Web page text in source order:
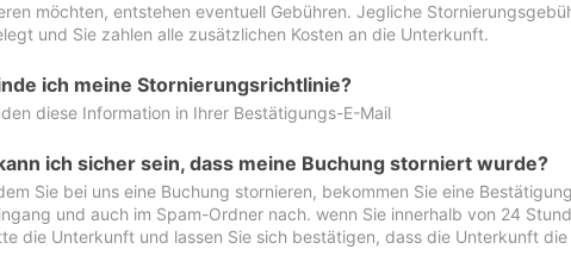
möchten, entstehen eventuell Gebühren. Jegliche
und Sie zahlen alle zusätzlichen Kosten an die Unterkunft.
ich meine Stornierungsrichtlinie?
diese Information in Ihrer Bestätigungs-E-Mail
ich sicher sein, dass meine Buchung storniert wurde?
Sie bei uns eine Buchung stornieren, bekommen Sie eine
und auch im Spam-Ordner nach. wenn Sie innerhalb von 24
die Unterkunft und lassen Sie sich bestätigen, dass die Unterkunft